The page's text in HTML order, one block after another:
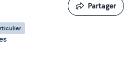
Partager
Partager